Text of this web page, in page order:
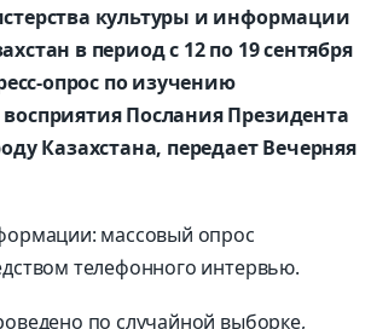
культуры и информации
в период с 12 по 19 сентября
опрос по изучению
Послания Президента
Казахстана, передает Вечерняя
массовый опрос
телефонного интервью.
по случайной выборке,